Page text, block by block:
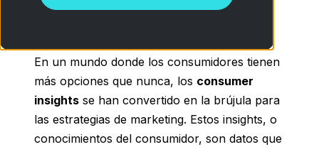
En un mundo donde los consumidores tienen
más opciones que nunca, los consumer
insights se han convertido en la brújula para
las estrategias de marketing. Estos insights, o
conocimientos del consumidor, son datos que